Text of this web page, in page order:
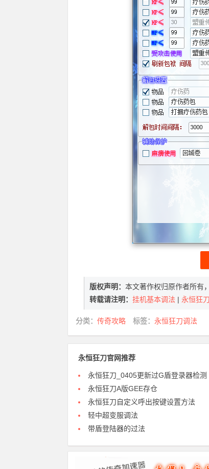
版权声明：本文著作权归原作者所有
转载请注明：挂机基本调法 |永恒狂
分类： 传奇攻略 标签： 永恒狂刀调法
永恒狂刀官网推荐
永恒狂刀_0405更新过G盾登录器检测
永恒狂刀A版GEE存仓
永恒狂刀自定义呼出按键设置方法
轻中超变服调法
带盾登陆器的过法